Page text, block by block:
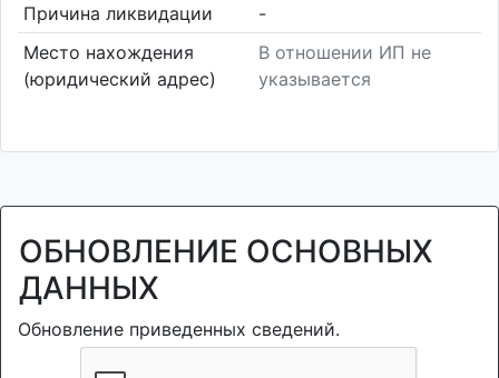
Причина ликвидации
-
Место нахождения
(юридический адрес)
В отношении ИП не
указывается
ОБНОВЛЕНИЕ ОСНОВНЫХ
ДАННЫХ
Обновление приведенных сведений.